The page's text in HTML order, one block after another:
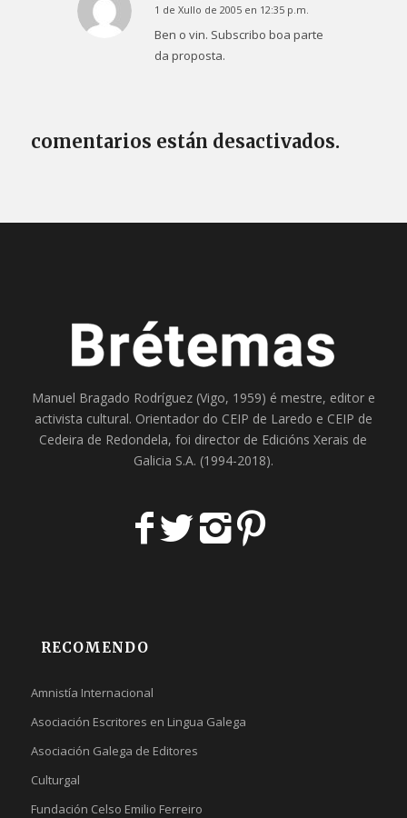
Dice:
1 de Xullo de 2005 en 12:35 p.m.
Ben o vin. Subscribo boa parte
da proposta.
comentarios están desactivados.
Manuel Bragado Rodríguez (Vigo, 1959) é mestre, editor e
activista cultural. Orientador do CEIP de Laredo e CEIP de
Cedeira de Redondela, foi director de Edicións Xerais de
Galicia S.A. (1994-2018).
RECOMENDO
Amnistía Internacional
Asociación Escritores en Lingua Galega
Asociación Galega de Editores
Culturgal
Fundación Celso Emilio Ferreiro